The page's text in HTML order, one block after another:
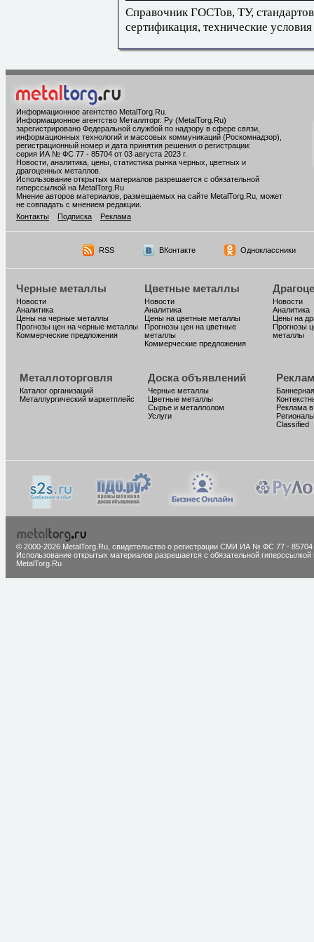
Справочник ГОСТов, ТУ,
сертификация, технические условия
Информационное агентство MetalTorg.Ru
Информационное агентство Металлторг. Ру (MetalTorg.Ru)
зарегистрировано Федеральной службой по надзору в сфере связи,
информационных технологий и массовых коммуникаций (Роскомнадзор),
регистрационный номер и дата принятия решения о регистрации:
серия ИА № ФС 77 - 85704 от 03 августа 2023 г.
Новости, аналитика, цены, статистика рынка черных, цветных и
драгоценных металлов.
Использование открытых материалов разрешается с обязательной
гиперссылкой на MetalTorg.Ru
Мнение авторов материалов, размещаемых на сайте MetalTorg.Ru, может
не совпадать с мнением редакции.
Контакты
Подписка Реклама
RSS ВКонтакте Одноклассники
Черные металлы
Новости
Аналитика
Цены на черные металлы
Прогнозы цен на черные металлы
Коммерческие предложения
Цветные металлы
Новости
Аналитика
Цены на цветные металлы
Прогнозы цен на цветные
металлы
Коммерческие предложения
Новости
Аналитика
Цены на
Прогнозы
металлы
Металлоторговля
Каталог организаций
Металлургический маркетплейс
Доска объявлений
Черные металлы
Цветные металлы
Сырье и металлолом
Услуги
Реклама
Classified
© 2000-2026 MetalTorg.Ru, cвидетельство о регистрации СМИ ИА № ФС 77 - 85704
Использование открытых материалов разрешается с обязательной гиперссылкой
MetalTorg.Ru